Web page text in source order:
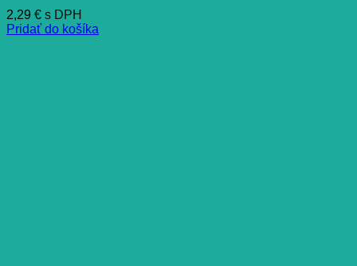
2,29 € s DPH
Pridať do košíka